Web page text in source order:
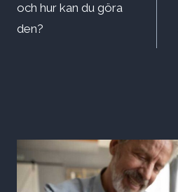
och hur kan du göra
den?